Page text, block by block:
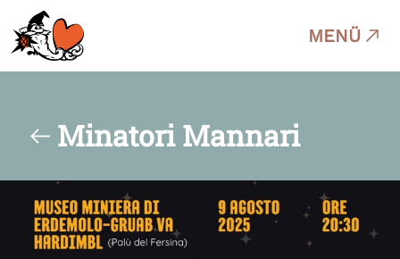
MENÜ
Minatori Mannari